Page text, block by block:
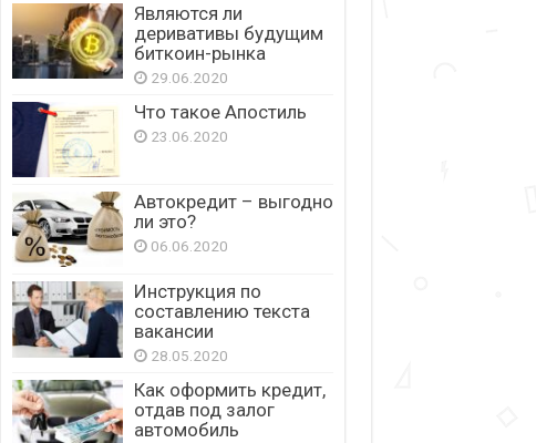
Являются ли
деривативы будущим
биткоин-рынка
29.06.2020
Что такое Апостиль
23.06.2020
Автокредит – выгодно
ли это?
06.06.2020
Инструкция по
составлению текста
вакансии
28.05.2020
Как оформить кредит,
отдав под залог
автомобиль